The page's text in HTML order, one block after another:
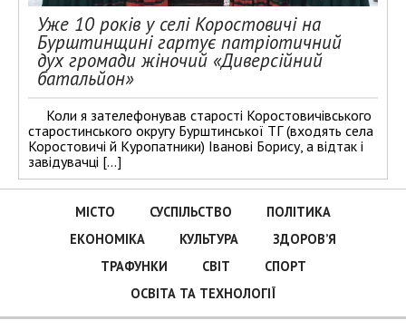
Уже 10 років у селі Коростовичі на
Бурштинщині гартує патріотичний
дух громади жіночий «Диверсійний
батальйон»
Коли я зателефонував старості Коростовичівського
старостинського округу Бурштинської ТГ (входять села
Коростовичі й Куропатники) Іванові Борису, а відтак і
завідувачці […]
МІСТО СУСПІЛЬСТВО
ПОЛІТИКА
ЕКОНОМІКА
КУЛЬТУРА
ЗДОРОВ’Я
ТРАФУНКИ
СВІТ
СПОРТ
ОСВІТА ТА ТЕХНОЛОГІЇ